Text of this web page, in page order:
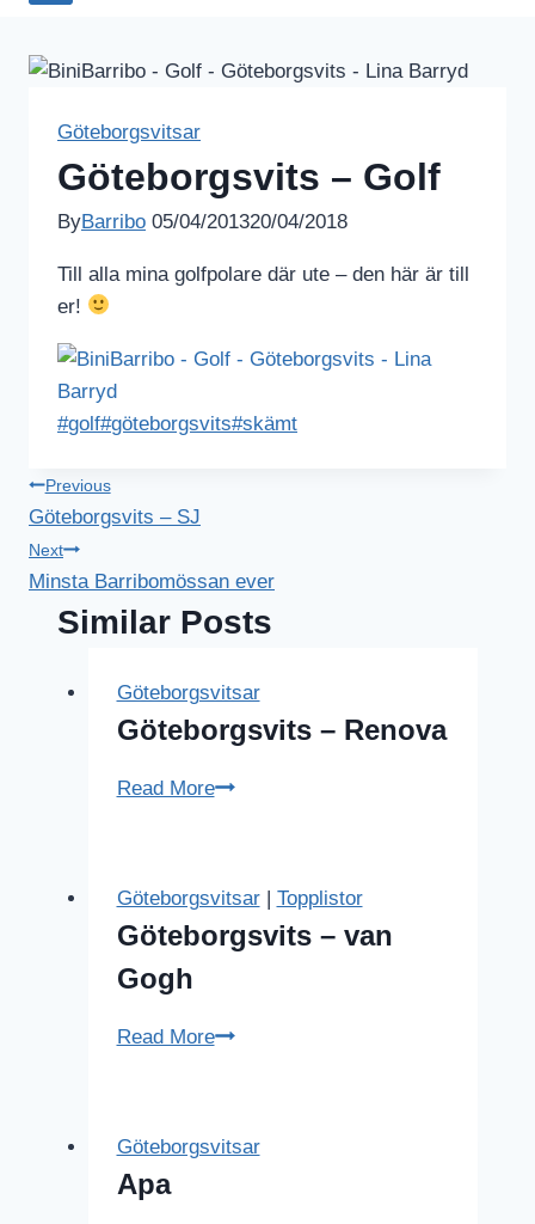
Göteborgsvitsar
Göteborgsvits – Golf
ByBarribo 05/04/201320/04/2018
Till alla mina golfpolare där ute – den här är till
er!
Post
#golf#göteborgsvits#skämt
Inläggsnavigering
Previous
Göteborgsvits – SJ
Next
Minsta Barribomössan ever
Similar Posts
Göteborgsvitsar
Göteborgsvits – Renova
Read MoreGöteborgsvits
Göteborgsvitsar| Topplistor
Göteborgsvits – van
Gogh
Read MoreGöteborgsvits
Göteborgsvitsar
Apa